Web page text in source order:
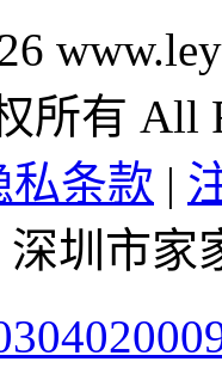
所有 All
私条款 |
深圳市